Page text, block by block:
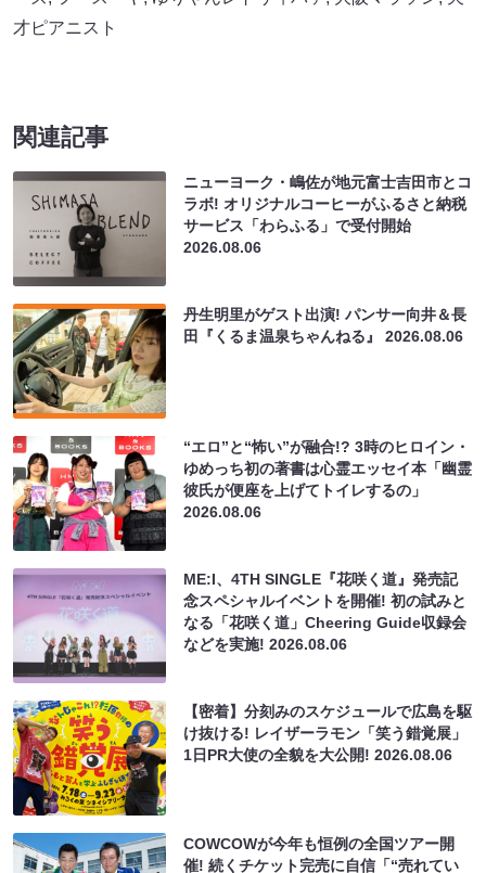
才ピアニスト
関連記事
ニューヨーク・嶋佐が地元富士吉田市とコ
ラボ! オリジナルコーヒーがふるさと納税
サービス「わらふる」で受付開始
2026.08.06
丹生明里がゲスト出演! パンサー向井＆長
田『くるま温泉ちゃんねる』2026.08.06
“エロ”と“怖い”が融合!? 3時のヒロイン・
ゆめっち初の著書は心霊エッセイ本「幽霊
彼氏が便座を上げてトイレするの」
2026.08.06
ME:I、4TH SINGLE『花咲く道』発売記
念スペシャルイベントを開催! 初の試みと
なる「花咲く道」Cheering Guide収録会
などを実施!2026.08.06
【密着】分刻みのスケジュールで広島を駆
け抜ける! レイザーラモン「笑う錯覚展」
1日PR大使の全貌を大公開!2026.08.06
COWCOWが今年も恒例の全国ツアー開
催! 続くチケット完売に自信「“売れてい